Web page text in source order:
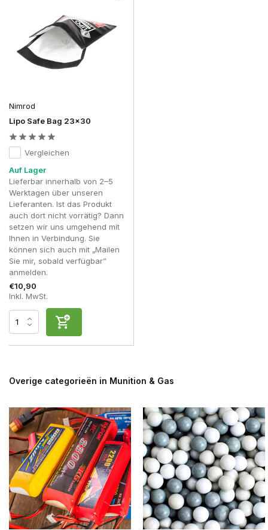
Nimrod
Lipo Safe Bag 23x30
Vergleichen
Auf Lager
Lieferbar innerhalb von 2–5
Werktagen über unseren
Lieferanten. Ist das Produkt
auch dort nicht vorrätig? Dann
setzen wir uns umgehend mit
Ihnen in Verbindung. Sie
können sich auch mit „Mailen
Sie mir, sobald verfügbar”
anmelden.
€10,90
Inkl. MwSt.
Overige categorieën in Munition & Gas